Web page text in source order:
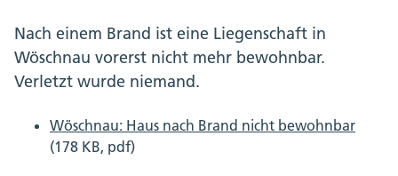
Nach einem Brand ist eine Liegenschaft in
Wöschnau vorerst nicht mehr bewohnbar.
Verletzt wurde niemand.
Wöschnau: Haus nach Brand nicht bewohnbar
(178 KB, pdf)